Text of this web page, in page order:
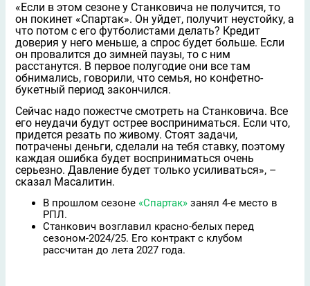
«Если в этом сезоне у Станковича не получится, то
он покинет «Спартак». Он уйдeт, получит неустойку, а
что потом с его футболистами делать? Кредит
доверия у него меньше, а спрос будет больше. Если
он провалится до зимней паузы, то с ним
расстанутся. В первое полугодие они все там
обнимались, говорили, что семья, но конфетно-
букетный период закончился.
Сейчас надо пожeстче смотреть на Станковича. Все
его неудачи будут острее восприниматься. Если что,
придeтся резать по живому. Стоят задачи,
потрачены деньги, сделали на тебя ставку, поэтому
каждая ошибка будет восприниматься очень
серьeзно. Давление будет только усиливаться», –
сказал Масалитин.
В прошлом сезоне «Спартак» занял 4-е место в
РПЛ.
Станкович возглавил красно-белых перед
сезоном-2024/25. Его контракт с клубом
рассчитан до лета 2027 года.